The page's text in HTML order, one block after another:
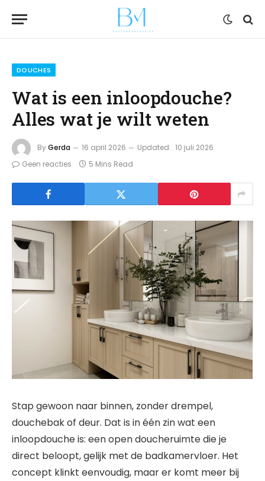
DOUCHES
Wat is een inloopdouche?
Alles wat je wilt weten
ByGerda 16 april 2026 Updated: 10 juli 2026
Geen reacties
5 Mins Read
Stap gewoon naar binnen, zonder drempel,
douchebak of deur. Dat is in één zin wat een
inloopdouche is: een open doucheruimte die je
direct beloopt, gelijk met de badkamervloer. Het
concept klinkt eenvoudig, maar er komt meer bij